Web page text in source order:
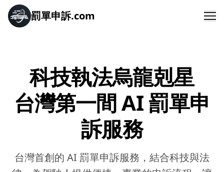
罰單申訴.com
科技執法烏龍剋星
台灣第一間 AI 罰單申
訴服務
台灣首創的 AI 罰單申訴服務，結合科技與法